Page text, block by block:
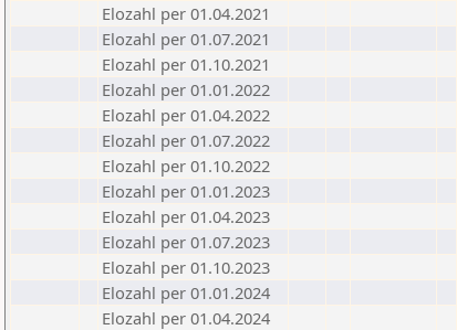
Elozahl per 01.04.2021
Elozahl per 01.07.2021
Elozahl per 01.10.2021
Elozahl per 01.01.2022
Elozahl per 01.04.2022
Elozahl per 01.07.2022
Elozahl per 01.10.2022
Elozahl per 01.01.2023
Elozahl per 01.04.2023
Elozahl per 01.07.2023
Elozahl per 01.10.2023
Elozahl per 01.01.2024
Elozahl per 01.04.2024